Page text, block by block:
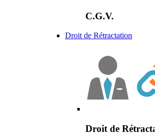
C.G.V.
Droit de Rétractation
Droit de